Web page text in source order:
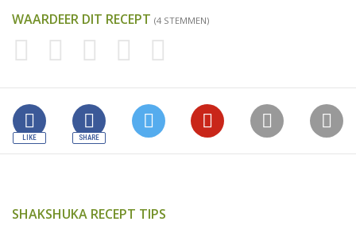
WAARDEER DIT RECEPT (4 STEMMEN)
SHAKSHUKA RECEPT TIPS